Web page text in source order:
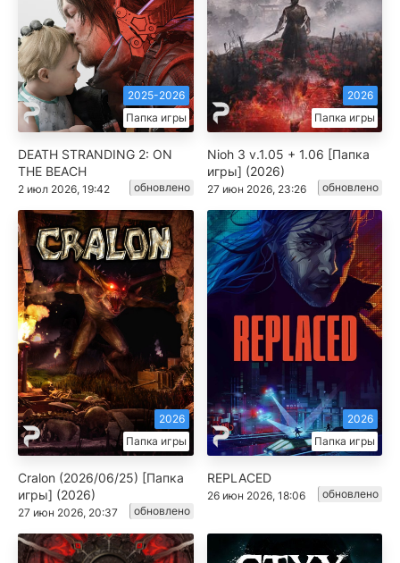
Папка игры
2025-2026
DEATH STRANDING 2: ON
THE BEACH
2 июл 2026, 19:42 обновлено
Папка игры
2026
Nioh 3 v.1.05 + 1.06 [Папка
игры] (2026)
27 июн 2026, 23:26 обновлено
Папка игры
2026
Cralon (2026/06/25) [Папка
игры] (2026)
27 июн 2026, 20:37 обновлено
Папка игры
2026
REPLACED
26 июн 2026, 18:06 обновлено